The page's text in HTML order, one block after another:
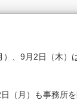
、9月2日（木）
（月）も事務所を